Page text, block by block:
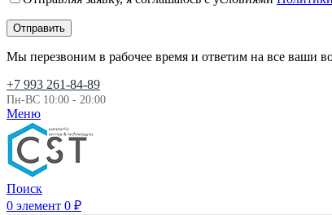
Мы перезвоним в рабочее время и ответим на все ваши
+7 993 261-84-89
Пн-ВС 10:00 - 20:00
Меню
Поиск
0 элемент 0 ₽